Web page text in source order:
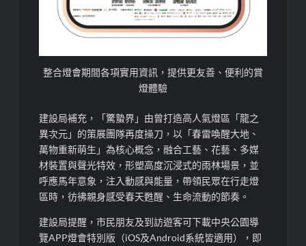
整合燈會期間各項實用資訊，提供更友善、便利的賞
燈體驗
建設局補充，「驚蟄界」由曾打造高人氣燈區「龍之
異次元」的策展團隊再度操刀，以「春雷喚醒大地、
萬物重新萌生」為核心概念，融合工藝、花藝、多媒
材裝置與聲光特效，形塑高度沉浸式的雨林場景，並
呼應馬年意象，注入動感與能量，帶領民眾在行走燈
區時，彷彿親身感受春天甦醒、生命流動的節奏。
建設局提醒，市民朋友及到訪遊客可下載中央公園導
覽APP燈會特別版（iOS及Android系統皆適用），即